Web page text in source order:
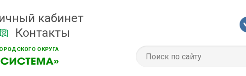
ОКРУГА
кабинет
Контакты